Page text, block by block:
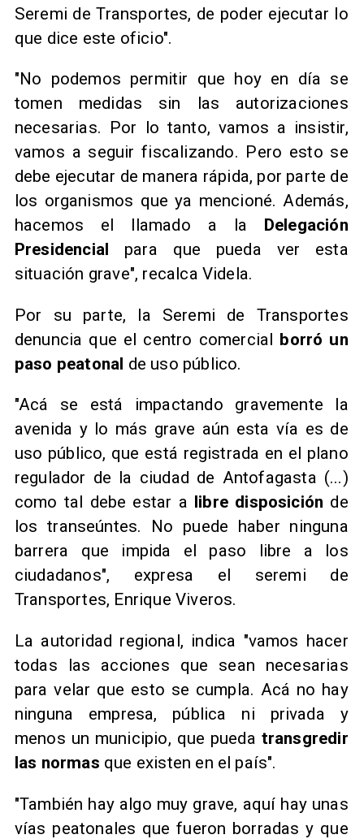
Seremi de Transportes, de poder ejecutar lo
que dice este oficio".
"No podemos permitir que hoy en día se
tomen medidas sin las autorizaciones
necesarias. Por lo tanto, vamos a insistir,
vamos a seguir fiscalizando. Pero esto se
debe ejecutar de manera rápida, por parte de
los organismos que ya mencioné. Además,
hacemos el llamado a la Delegación
Presidencial para que pueda ver esta
situación grave", recalca Videla.
Por su parte, la Seremi de Transportes
denuncia que el centro comercial borró un
paso peatonal de uso público.
"Acá se está impactando gravemente la
avenida y lo más grave aún esta vía es de
uso público, que está registrada en el plano
regulador de la ciudad de Antofagasta (...)
como tal debe estar a
libre disposición de
los transeúntes. No puede haber ninguna
barrera que impida el paso libre a los
ciudadanos", expresa el seremi de
Transportes, Enrique Viveros.
La autoridad regional, indica "vamos hacer
todas las acciones que sean necesarias
para velar que esto se cumpla. Acá no hay
ninguna empresa, pública ni privada y
menos un municipio, que pueda transgredir
las normas que existen en el país".
"También hay algo muy grave, aquí hay unas
vías peatonales que fueron borradas y que